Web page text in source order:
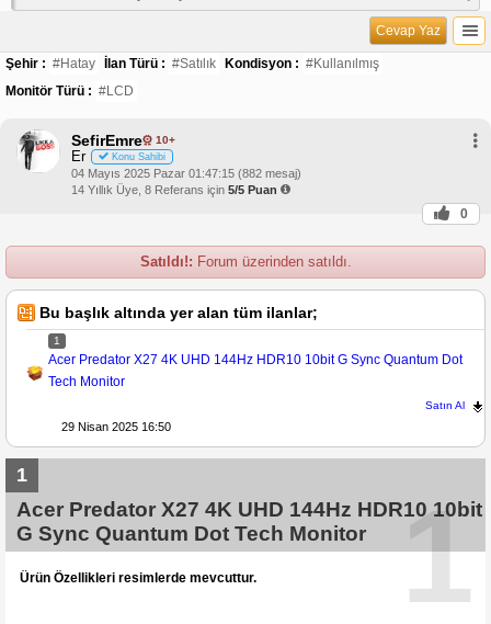
Cevap Yaz
Şehir : #Hatay İlan Türü : #Satılık Kondisyon : #Kullanılmış
Monitör Türü : #LCD
SefirEmre 10+
Er Konu Sahibi
04 Mayıs 2025 Pazar 01:47:15 (882 mesaj)
14 Yıllık Üye, 8 Referans için 5/5 Puan
0
Satıldı!: Forum üzerinden satıldı.
Bu başlık altında yer alan tüm ilanlar;
1
Acer Predator X27 4K UHD 144Hz HDR10 10bit G Sync Quantum Dot
Tech Monitor
Satın Al
29 Nisan 2025 16:50
1
1
Acer Predator X27 4K UHD 144Hz HDR10 10bit
G Sync Quantum Dot Tech Monitor
Ürün Özellikleri resimlerde mevcuttur.